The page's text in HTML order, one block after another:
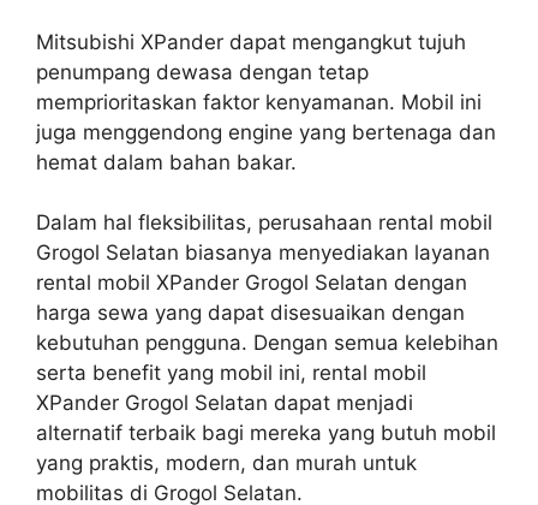
Mitsubishi XPander dapat mengangkut tujuh
penumpang dewasa dengan tetap
memprioritaskan faktor kenyamanan. Mobil ini
juga menggendong engine yang bertenaga dan
hemat dalam bahan bakar.
Dalam hal fleksibilitas, perusahaan rental mobil
Grogol Selatan biasanya menyediakan layanan
rental mobil XPander Grogol Selatan dengan
harga sewa yang dapat disesuaikan dengan
kebutuhan pengguna. Dengan semua kelebihan
serta benefit yang mobil ini, rental mobil
XPander Grogol Selatan dapat menjadi
alternatif terbaik bagi mereka yang butuh mobil
yang praktis, modern, dan murah untuk
mobilitas di Grogol Selatan.